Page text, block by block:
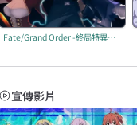
Fate/Grand Order -終局特異點 冠位時間神殿所羅門-
宣傳影片